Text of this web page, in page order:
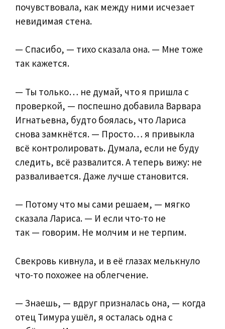
почувствовала, как между ними исчезает
невидимая стена.
— Спасибо, — тихо сказала она. — Мне тоже
так кажется.
— Ты только… не думай, что я пришла с
проверкой, — поспешно добавила Варвара
Игнатьевна, будто боялась, что Лариса
снова замкнётся. — Просто… я привыкла
всё контролировать. Думала, если не буду
следить, всё развалится. А теперь вижу: не
разваливается. Даже лучше становится.
— Потому что мы сами решаем, — мягко
сказала Лариса. — И если что-то не
так — говорим. Не молчим и не терпим.
Свекровь кивнула, и в её глазах мелькнуло
что-то похожее на облегчение.
— Знаешь, — вдруг призналась она, — когда
отец Тимура ушёл, я осталась одна с